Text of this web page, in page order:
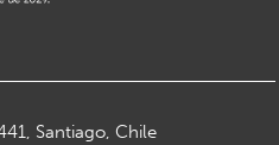
Santiago, Chile